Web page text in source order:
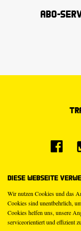
Diese Webseite
Wir nutzen Cookies und das
Cookies sind unentbehrlich,
Cookies helfen uns, unsere
serviceorientiert und effizient
Abo-